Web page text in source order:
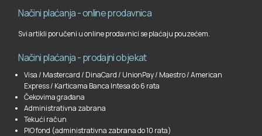
Načini plaćanja - online prodavnica
Svi artikli poručeni u online prodavnici se plaćaju pouzećem.
Načini plaćanja - prodajni objekat
Visa / Mastercard / DinaCard / UnionPay / Maestro / American
Express / Karticama Banca Intesa do 6 rata
Čekovima građana
Administrativna zabrana
Tekući račun
PIO fond (administrativna zabrana do 10 rata)